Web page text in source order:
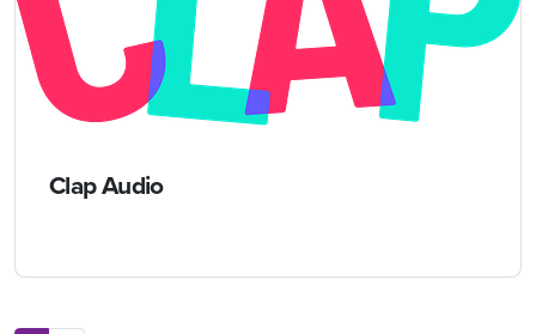
Clap Audio